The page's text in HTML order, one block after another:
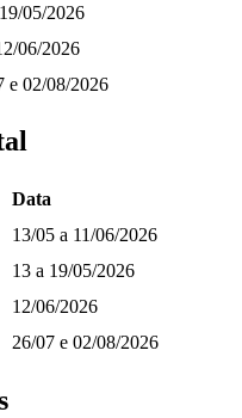
05/2026
06/2026
e 02/08/2026
Data
13/05 a 11/06/2026
13 a 19/05/2026
12/06/2026
26/07 e 02/08/2026